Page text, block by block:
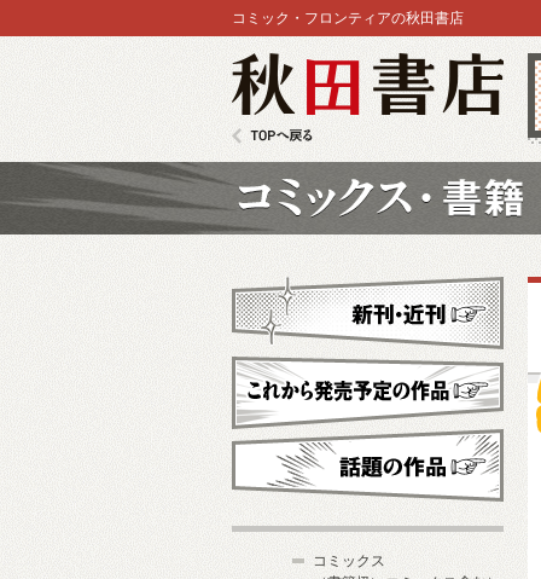
コミック・フロンティアの秋田書店
新刊・近刊
これから発売予定
コミックス